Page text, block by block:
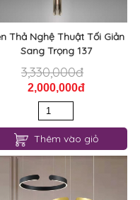
Thả Nghệ Thuật Tối Giản
Sang Trọng 137
3,330,000đ
2,000,000đ
Thêm vào giỏ